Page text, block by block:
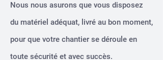
Nous nous asurons que vous disposez
du matériel adéquat, livré au bon moment,
pour que votre chantier se déroule en
toute sécurité et avec succès.